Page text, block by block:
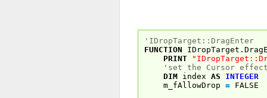
'IDropTarget::DragEnter
FUNCTION
PRINT
'set the Cursor
DIM index AS
INTEGER
m_fAllowDrop = FALSE